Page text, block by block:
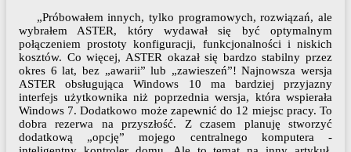
„Próbowałem innych, tylko programowych, rozwiązań, ale
wybrałem ASTER, który wydawał się być optymalnym
połączeniem prostoty konfiguracji, funkcjonalności i niskich
kosztów. Co więcej, ASTER okazał się bardzo stabilny przez
okres 6 lat, bez „awarii” lub „zawieszeń”! Najnowsza wersja
ASTER obsługująca Windows 10 ma bardziej przyjazny
interfejs użytkownika niż poprzednia wersja, która wspierała
Windows 7. Dodatkowo może zapewnić do 12 miejsc pracy. To
dobra rezerwa na przyszłość. Z czasem planuję stworzyć
dodatkową „opcję” mojego centralnego komputera -